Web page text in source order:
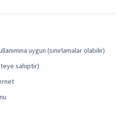
uygun (sınırlamalar olabilir)
sahiptir)